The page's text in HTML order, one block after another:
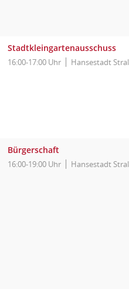
Stadtkleingartenausschuss
16:00-17:00 Uhr Hansestadt
Bürgerschaft
16:00-19:00 Uhr Hansestadt